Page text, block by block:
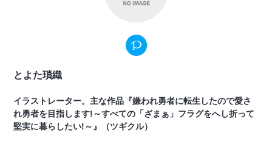
とよた瑣織
イラストレーター。主な作品『嫌われ勇者に転生したので愛さ
れ勇者を目指します!～すべての「ざまぁ」フラグをへし折って
堅実に暮らしたい!～』（ツギクル）